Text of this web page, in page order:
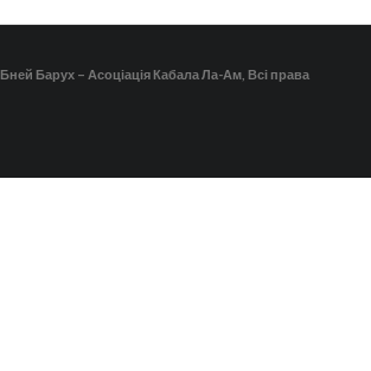
Бней Барух – Асоціація Кабала Ла-Ам, Всі права